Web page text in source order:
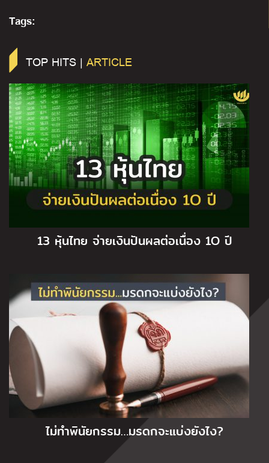
Tags:
TOP HITS | ARTICLE
13 หุ้นไทย จ่ายเงินปันผลต่อเนื่อง 1O ปี
ไม่ทำพินัยกรรม…มรดกจะแบ่งยังไง?